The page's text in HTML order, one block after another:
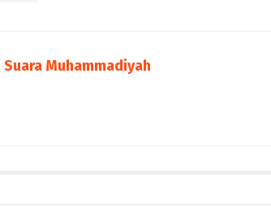
Suara Muhammadiyah